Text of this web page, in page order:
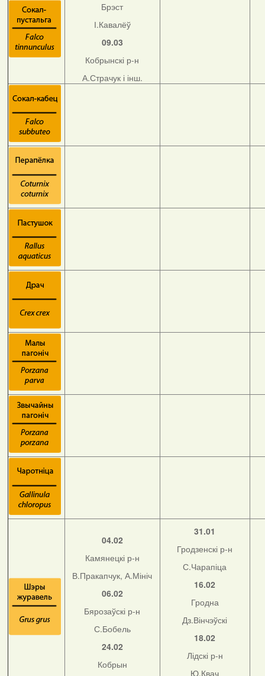
Брэст
І.Кавалёў
09.03
Кобрынскі р-н
А.Страчук і інш.
04.02
Камянецкі р-н
В.Пракапчук, А.Мініч
06.02
Бярозаўскі р-н
С.Бобель
24.02
Кобрын
31.01
Гродзенскі р-н
С.Чарапіца
16.02
Гродна
Дз.Вінчэўскі
18.02
Лідскі р-н
Ю.Квач